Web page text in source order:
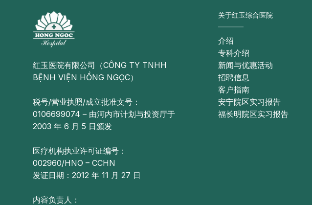
红玉医院有限公司（CÔNG TY TNHH
BỆNH VIỆN HỒNG NGỌC）
税号/营业执照/成立批准文号：
0106699074 – 由河内市计划与投资厅于
2003 年 6 月 5 日颁发
医疗机构执业许可证编号：
002960/HNO – CCHN
发证日期：2012 年 11 月 27 日
内容负责人：
关于红玉综合医院
介绍
专科介绍
新闻与优惠活动
招聘信息
客户指南
安宁院区实习报告
福长明院区实习报告